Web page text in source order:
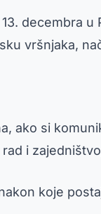
13. decembra
vršnjaka,
ako si
i
koje